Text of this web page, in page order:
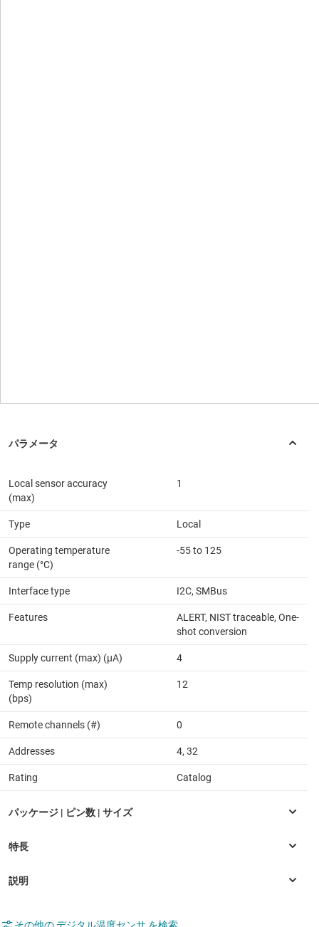
Local sensor accuracy
(max)
1
Type Local
Operating temperature
range (°C)
-55 to 125
Interface type I2C, SMBus
Features
ALERT, NIST traceable, One-
shot conversion
Supply current (max) (µA) 4
Temp resolution (max)
(bps)
12
Remote channels (#) 0
Addresses 4, 32
Rating Catalog
その他の デジタル温度センサ を検索